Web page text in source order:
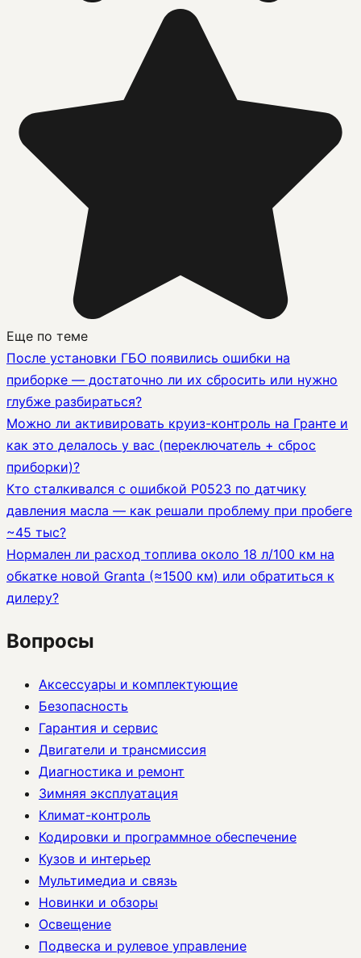
Еще по теме
После установки ГБО появились ошибки на
приборке — достаточно ли их сбросить или нужно
глубже разбираться?
Можно ли активировать круиз-контроль на Гранте и
как это делалось у вас (переключатель + сброс
приборки)?
Кто сталкивался с ошибкой P0523 по датчику
давления масла — как решали проблему при пробеге
~45 тыс?
Нормален ли расход топлива около 18 л/100 км на
обкатке новой Granta (≈1500 км) или обратиться к
дилеру?
Вопросы
Аксессуары и комплектующие
Безопасность
Гарантия и сервис
Двигатели и трансмиссия
Диагностика и ремонт
Зимняя эксплуатация
Климат-контроль
Кодировки и программное обеспечение
Кузов и интерьер
Мультимедиа и связь
Новинки и обзоры
Освещение
Подвеска и рулевое управление